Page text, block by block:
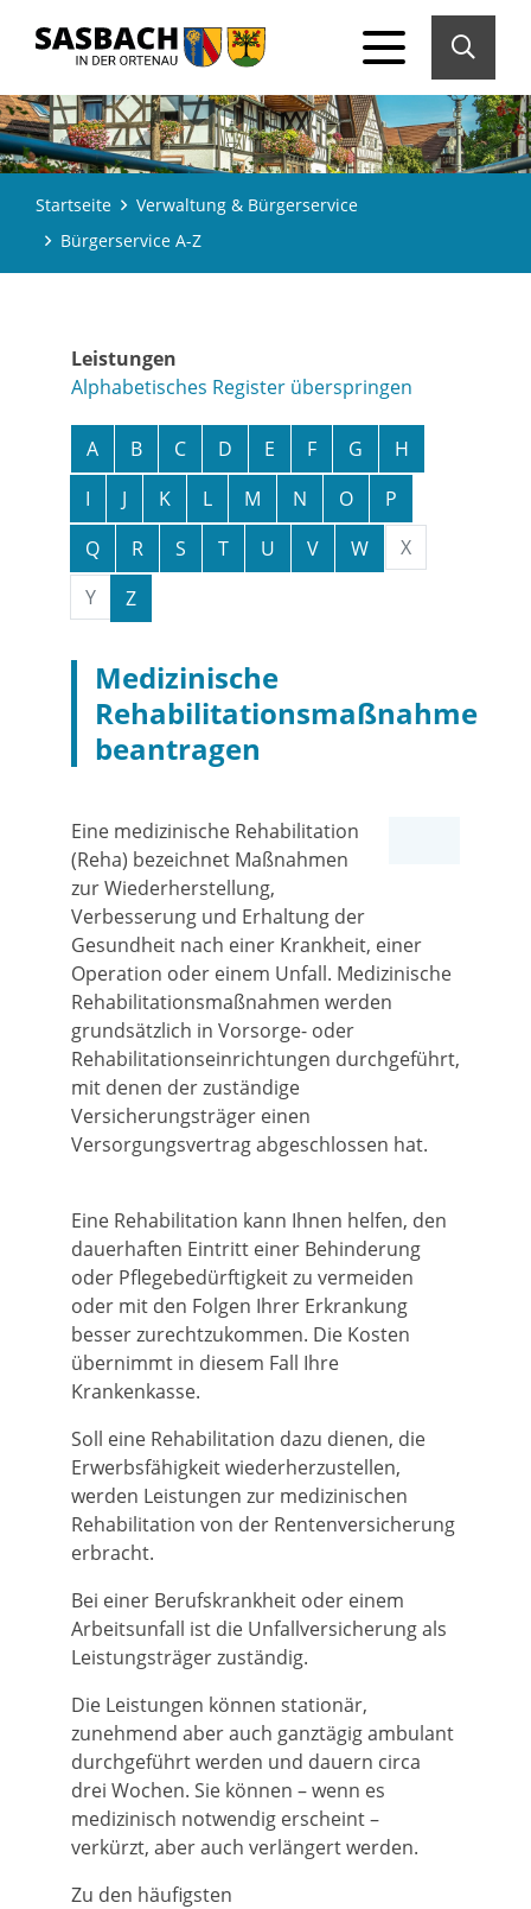
Startseite
Verwaltung & Bürgerservice
Bürgerservice A-Z
Leistungen
Alphabetisches Register überspringen
A B C D E F G
H
I
J K L M N O
P
Q
R S T U V W
X
Y
Z
Medizinische
Rehabilitationsmaßnahme
beantragen
Eine medizinische Rehabilitation
(Reha) bezeichnet Maßnahmen
zur Wiederherstellung,
Verbesserung und Erhaltung der
Gesundheit nach einer Krankheit, einer
Operation oder einem Unfall. Medizinische
Rehabilitationsmaßnahmen werden
grundsätzlich in Vorsorge- oder
Rehabilitationseinrichtungen durchgeführt,
mit denen der zuständige
Versicherungsträger einen
Versorgungsvertrag abgeschlossen hat.
Eine Rehabilitation kann Ihnen helfen, den
dauerhaften Eintritt einer Behinderung
oder Pflegebedürftigkeit zu vermeiden
oder mit den Folgen Ihrer Erkrankung
besser zurechtzukommen. Die Kosten
übernimmt in diesem Fall Ihre
Krankenkasse.
Soll eine Rehabilitation dazu dienen, die
Erwerbsfähigkeit wiederherzustellen,
werden Leistungen zur medizinischen
Rehabilitation von der Rentenversicherung
erbracht.
Bei einer Berufskrankheit oder einem
Arbeitsunfall ist die Unfallversicherung als
Leistungsträger zuständig.
Die Leistungen können stationär,
zunehmend aber auch ganztägig ambulant
durchgeführt werden und dauern circa
drei Wochen. Sie können – wenn es
medizinisch notwendig erscheint –
verkürzt, aber auch verlängert werden.
Zu den häufigsten